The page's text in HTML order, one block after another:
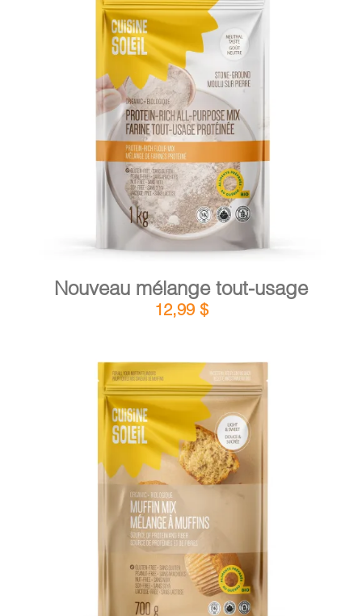
PANIER
EN
AJOUTER AU PANIER / DÉTAILS
Nouveau mélange tout-usage
12,99 $
AJOUTER AU PANIER